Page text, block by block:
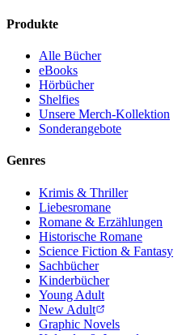
Produkte
Alle Bücher
eBooks
Hörbücher
Shelfies
Unsere Merch-Kollektion
Sonderangebote
Genres
Krimis & Thriller
Liebesromane
Romane & Erzählungen
Historische Romane
Science Fiction & Fantasy
Sachbücher
Kinderbücher
Young Adult
New Adult
Graphic Novels